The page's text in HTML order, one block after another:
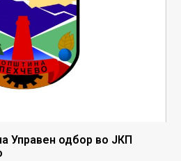
Управен одбор во ЈКП